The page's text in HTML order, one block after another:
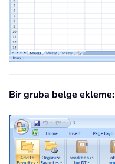
Bir gruba belge ekleme: